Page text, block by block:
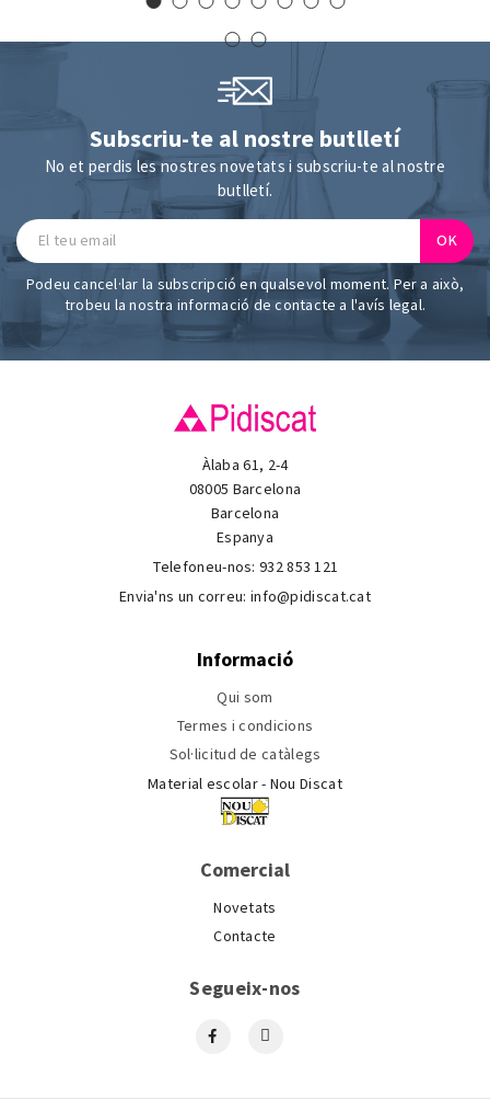
Subscriu-te al nostre butlletí
No et perdis les nostres novetats i subscriu-te al nostre
butlletí.
Podeu cancel·lar la subscripció en qualsevol moment. Per a això,
trobeu la nostra informació de contacte a l'avís legal.
Àlaba 61, 2-4
08005 Barcelona
Barcelona
Espanya
Telefoneu-nos:932 853 121
Envia'ns un correu: info@pidiscat.cat
Informació
Qui som
Termes i condicions
Sol·licitud de catàlegs
Material escolar - Nou Discat
Comercial
Novetats
Contacte
Segueix-nos